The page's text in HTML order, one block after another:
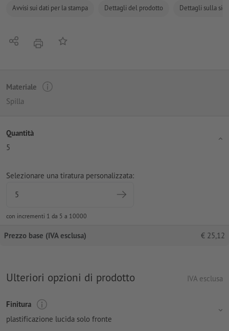
Avvisi sui dati per la stampa Dettagli del prodotto Dettagli sulla
Condividistamparealla lista preferiti
Materiale
Spilla
Quantità
5
Selezionare una tiratura personalizzata:
con incrementi 1 da 5 a 10000
Prezzo base (IVA esclusa) € 25,12
Ulteriori opzioni di prodotto IVA esclusa
Finitura
plastificazione lucida solo fronte